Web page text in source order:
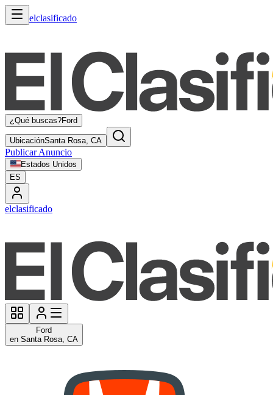
elclasificado
¿Qué buscas?Ford
UbicaciónSanta Rosa, CA
Publicar Anuncio
Estados Unidos
ES
elclasificado
Ford
en Santa Rosa, CA